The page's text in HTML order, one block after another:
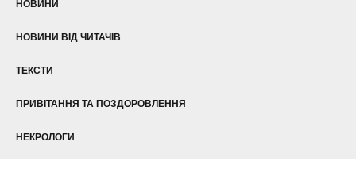
НОВИНИ
НОВИНИ ВІД ЧИТАЧІВ
ТЕКСТИ
ПРИВІТАННЯ ТА ПОЗДОРОВЛЕННЯ
НЕКРОЛОГИ